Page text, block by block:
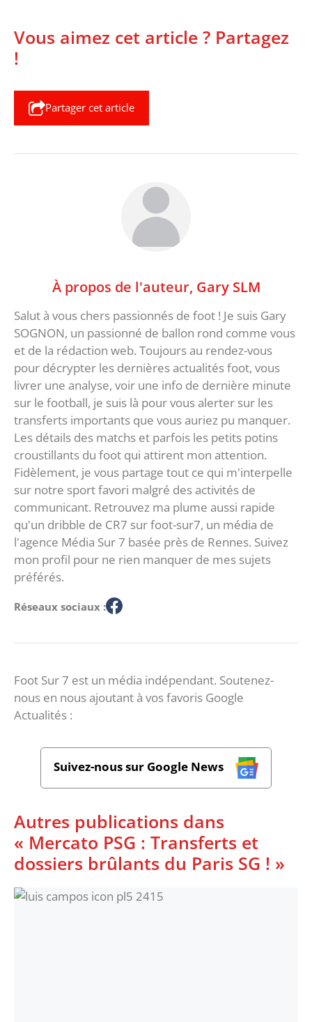
Vous aimez cet article ? Partagez
!
Partager cet article
À propos de l'auteur, Gary SLM
Salut à vous chers passionnés de foot ! Je suis Gary
SOGNON, un passionné de ballon rond comme vous
et de la rédaction web. Toujours au rendez-vous
pour décrypter les dernières actualités foot, vous
livrer une analyse, voir une info de dernière minute
sur le football, je suis là pour vous alerter sur les
transferts importants que vous auriez pu manquer.
Les détails des matchs et parfois les petits potins
croustillants du foot qui attirent mon attention.
Fidèlement, je vous partage tout ce qui m'interpelle
sur notre sport favori malgré des activités de
communicant. Retrouvez ma plume aussi rapide
qu'un dribble de CR7 sur foot-sur7, un média de
l'agence Média Sur 7 basée près de Rennes. Suivez
mon profil pour ne rien manquer de mes sujets
préférés.
Réseaux sociaux :
Foot Sur 7 est un média indépendant. Soutenez-
nous en nous ajoutant à vos favoris Google
Actualités :
Suivez-nous sur Google News
Autres publications dans
« Mercato PSG : Transferts et
dossiers brûlants du Paris SG ! »